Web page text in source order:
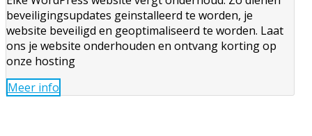
beveiligingsupdates geinstalleerd te worden, je
website beveiligd en geoptimaliseerd te worden. Laat
ons je website onderhouden en ontvang korting op
onze hosting
Meer info